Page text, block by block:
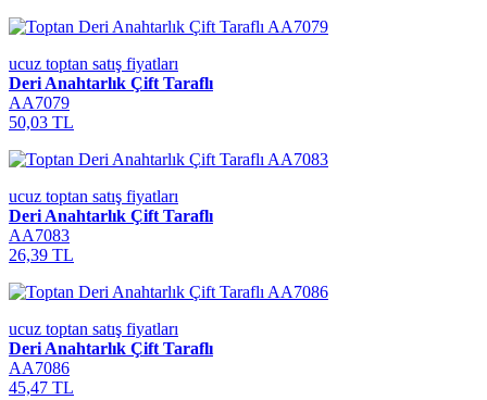
ucuz toptan satış fiyatları
Deri Anahtarlık Çift Taraflı
AA7079
50,03 TL
ucuz toptan satış fiyatları
Deri Anahtarlık Çift Taraflı
AA7083
26,39 TL
ucuz toptan satış fiyatları
Deri Anahtarlık Çift Taraflı
AA7086
45,47 TL